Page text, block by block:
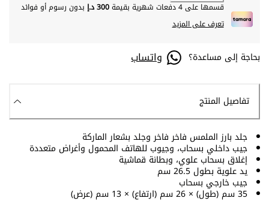
قسمها على 4 دفعات شهرية بقيمة
300 د.إ
بدون رسوم أو فوائد
تعرف على المزيد
بحاجة إلى مساعدة؟ واتساب
تفاصيل المنتج
جلد بارز الملمس فاخر فاخر وجلد بشعار الماركة
جيب داخلي بسحاب، وجيوب للهاتف المحمول وأغراض متعددة
إغلاق بسحاب علوي، وبطانة قماشية
يد علوية بطول 26.5 سم
جيب خارجي بسحاب
35 سم (طول) × 26 سم (ارتفاع) × 13 سم (عرض)